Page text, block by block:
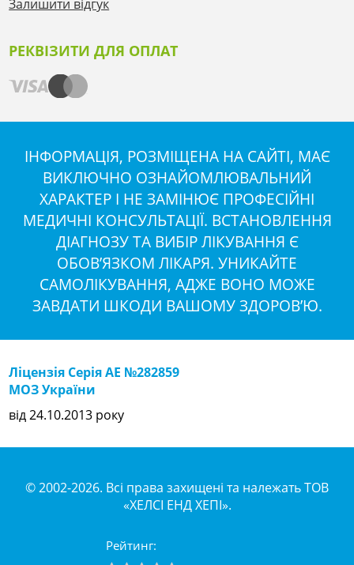
Залишити відгук
РЕКВІЗИТИ ДЛЯ ОПЛАТ
ІНФОРМАЦІЯ, РОЗМІЩЕНА НА САЙТІ, МАЄ
ВИКЛЮЧНО ОЗНАЙОМЛЮВАЛЬНИЙ
ХАРАКТЕР І НЕ ЗАМІНЮЄ ПРОФЕСІЙНІ
МЕДИЧНІ КОНСУЛЬТАЦІЇ. ВСТАНОВЛЕННЯ
ДІАГНОЗУ ТА ВИБІР ЛІКУВАННЯ Є
ОБОВ’ЯЗКОМ ЛІКАРЯ. УНИКАЙТЕ
САМОЛІКУВАННЯ, АДЖЕ ВОНО МОЖЕ
ЗАВДАТИ ШКОДИ ВАШОМУ ЗДОРОВ’Ю.
Ліцензія Серія АЕ №282859
МОЗ України
від 24.10.2013 року
© 2002-2026. Всі права захищені та належать ТОВ
«ХЕЛСІ ЕНД ХЕПІ».
Рейтинг: